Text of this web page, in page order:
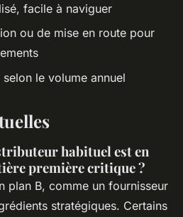
facile à naviguer
ou de mise en route pour
le volume annuel
habituel est en
première critique ?
plan B, comme un fournisseur
stratégiques. Certains